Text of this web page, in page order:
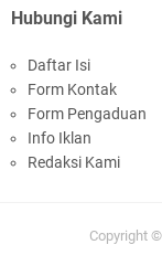
Polsek
Hubungi Kami
Daftar Isi
Form Kontak
Form Pengaduan
Info Iklan
Redaksi Kami
Copyright ©